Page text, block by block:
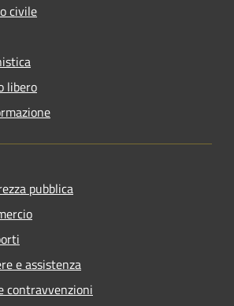
civile
libero
pubblica
e assistenza
contravvenzioni